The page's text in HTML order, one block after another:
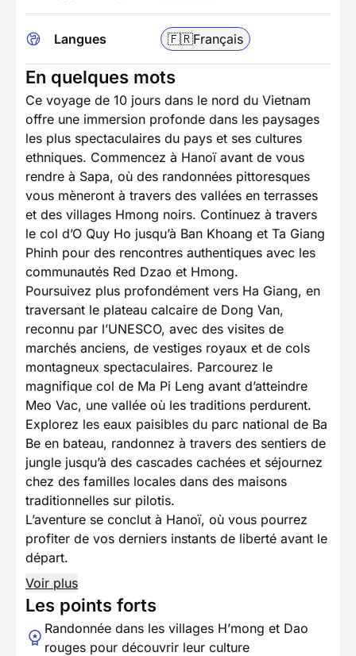
Langues 🇫🇷Français
En quelques mots
Ce voyage de 10 jours dans le nord du Vietnam
offre une immersion profonde dans les paysages
les plus spectaculaires du pays et ses cultures
ethniques. Commencez à Hanoï avant de vous
rendre à Sapa, où des randonnées pittoresques
vous mèneront à travers des vallées en terrasses
et des villages Hmong noirs. Continuez à travers
le col d’O Quy Ho jusqu’à Ban Khoang et Ta Giang
Phinh pour des rencontres authentiques avec les
communautés Red Dzao et Hmong.
Poursuivez plus profondément vers Ha Giang, en
traversant le plateau calcaire de Dong Van,
reconnu par l’UNESCO, avec des visites de
marchés anciens, de vestiges royaux et de cols
montagneux spectaculaires. Parcourez le
magnifique col de Ma Pi Leng avant d’atteindre
Meo Vac, une vallée où les traditions perdurent.
Explorez les eaux paisibles du parc national de Ba
Be en bateau, randonnez à travers des sentiers de
jungle jusqu’à des cascades cachées et séjournez
chez des familles locales dans des maisons
traditionnelles sur pilotis.
L’aventure se conclut à Hanoï, où vous pourrez
profiter de vos derniers instants de liberté avant le
départ.
Voir plus
Les points forts
Randonnée dans les villages H’mong et Dao
rouges pour découvrir leur culture